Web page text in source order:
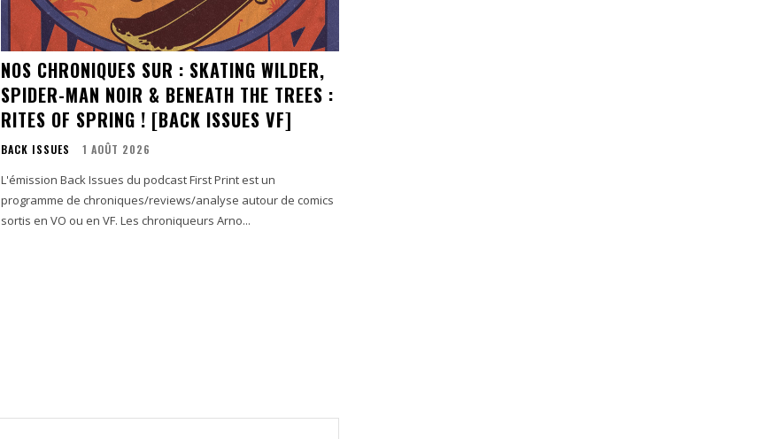
NOS CHRONIQUES SUR : SKATING WILDER,
SPIDER-MAN NOIR & BENEATH THE TREES :
RITES OF SPRING ! [BACK ISSUES VF]
BACK ISSUES 1 AOÛT 2026
L'émission Back Issues du podcast First Print est un
programme de chroniques/reviews/analyse autour de comics
sortis en VO ou en VF. Les chroniqueurs Arno...